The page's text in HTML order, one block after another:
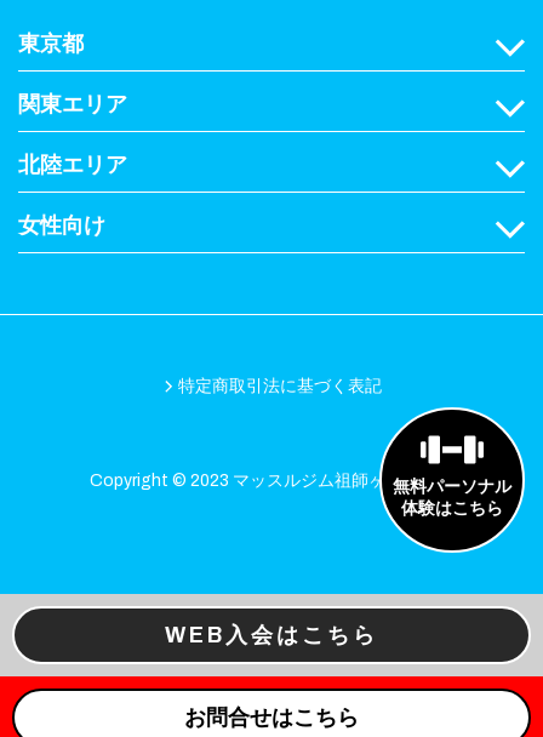
東京都
関東エリア
北陸エリア
女性向け
特定商取引法に基づく表記
Copyright © 2023 マッスルジム祖師ヶ谷大蔵店無料パーソナル
体験はこちら
WEB入会はこちら
お問合せはこちら